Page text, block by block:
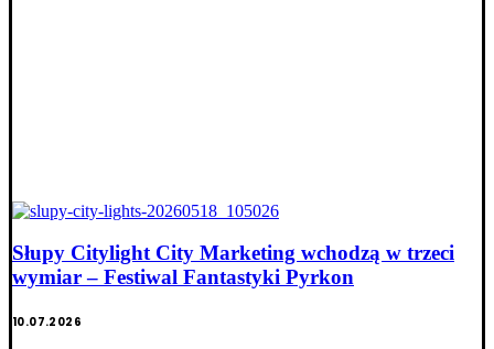
Słupy Citylight City Marketing wchodzą w trzeci
wymiar – Festiwal Fantastyki Pyrkon
10.07.2026